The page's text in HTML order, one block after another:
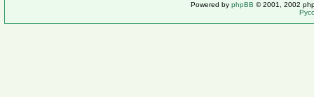
Powered by phpBB © 2001, 2002